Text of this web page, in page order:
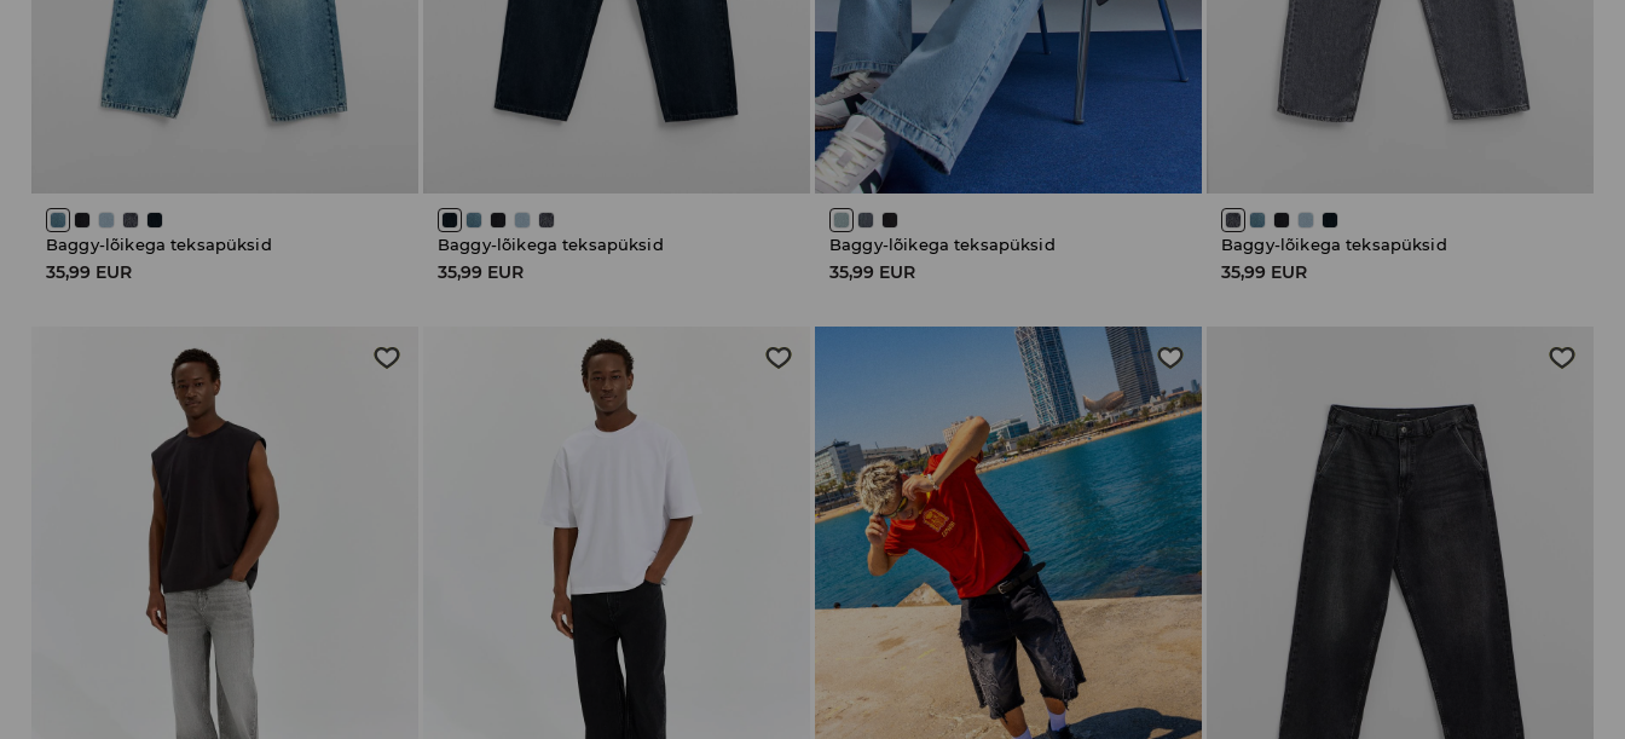
Baggy-lõikega teksapüksid
35,99 EUR
Baggy-lõikega teksapüksid
35,99 EUR
Baggy-lõikega teksapüksid
35,99 EUR
Baggy-lõikega teksapüksid
35,99 EUR